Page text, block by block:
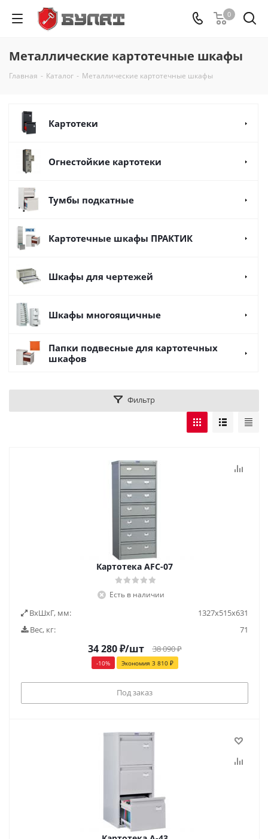
0
Металлические картотечные шкафы
Главная - Каталог - Металлические картотечные шкафы
Картотеки
Огнестойкие картотеки
Тумбы подкатные
Картотечные шкафы ПРАКТИК
Шкафы для чертежей
Шкафы многоящичные
Папки подвесные для картотечных
шкафов
Фильтр
Картотека AFC-07
Есть в наличии
ВxШxГ, мм:
1327х515х631
Вес, кг:
71
34 280₽/шт 38 090₽
-10% Экономия 3 810₽
Под заказ